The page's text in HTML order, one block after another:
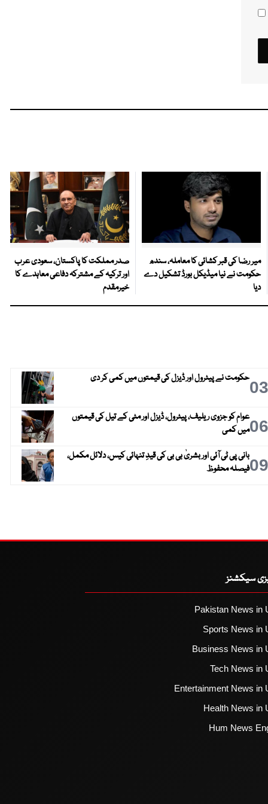
میر رضا کی قبر کشائی کا معاملہ، سندھ
حکومت نے نیا میڈیکل بورڈ تشکیل دے
دیا
صدر مملکت کا پاکستان، سعودی عرب
اور ترکیہ کے مشترکہ دفاعی معاہدے کا
خیرمقدم
03حکومت نے پیٹرول اور ڈیزل کی قیمتوں میں کمی کر دی
06عوام کو جزوی ریلیف، پیٹرول، ڈیزل اور مٹی کے تیل کی قیمتوں
میں کمی
09بانی پی ٹی آئی اور بشریٰ بی بی کی قیدِ تنہائی کیس، دلائل مکمل،
فیصلہ محفوظ
سیکشنز
Pakistan News in
Sports News in
Business News in
Tech News in
Entertainment News in
Health News in
Hum News